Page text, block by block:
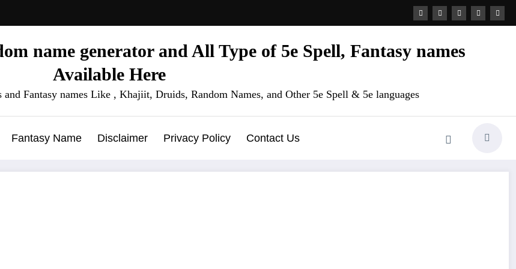
name generator and All Type of 5e Spell, Fantasy names
Available Here
Fantasy names Like , Khajiit, Druids, Random Names, and Other 5e Spell & 5e languages
Fantasy Name Disclaimer Privacy Policy Contact Us